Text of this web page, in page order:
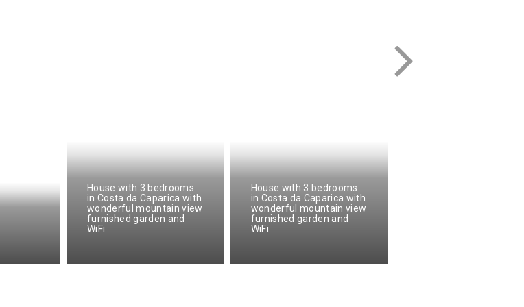
House with 3 bedrooms
in Costa da Caparica with
wonderful mountain view
furnished garden and
WiFi
House with 3 bedrooms
in Costa da Caparica with
wonderful mountain view
furnished garden and
WiFi